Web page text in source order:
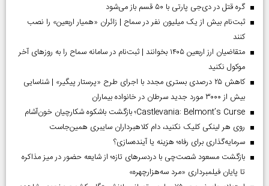
گره قتل در دی‌جی پارتی با ۵۰ قسم باز می‌شود
ثبت‌نام بیش از یک میلیون نفر در سماح | زائران «همیار اربعین» را نصب
کنند
متقاضیان ارز اربعین ۱۴۰۵ بخوانند | ثبت‌نام در سامانه سماح را به روز‌های آخر
موکول نکنید
کاهش ۲۵ درصدی بستری مجدد با اجرای طرح «پرستار پیگیر» | شناسایی
بیش از ۳۰۰۰ مورد جدید سرطان در خانواده بیماران
Castlevania: Belmont’s Curse؛ بازگشت باشکوه شکارچیان خون‌آشام
روی هر لینکی کلیک نکنید، دام کلاهبرداران سایبری همین‌جاست
سرمایه‌گذاری برای رفاه؛ هزینه یا آینده‌سازی؟
بازگشت مسعود شصت‌چی با دردسر‌های تازه؛ از شایعه حضور در میز مذاکره
تا پایان فیلمبرداری «مرد سه‌هزارچهره»